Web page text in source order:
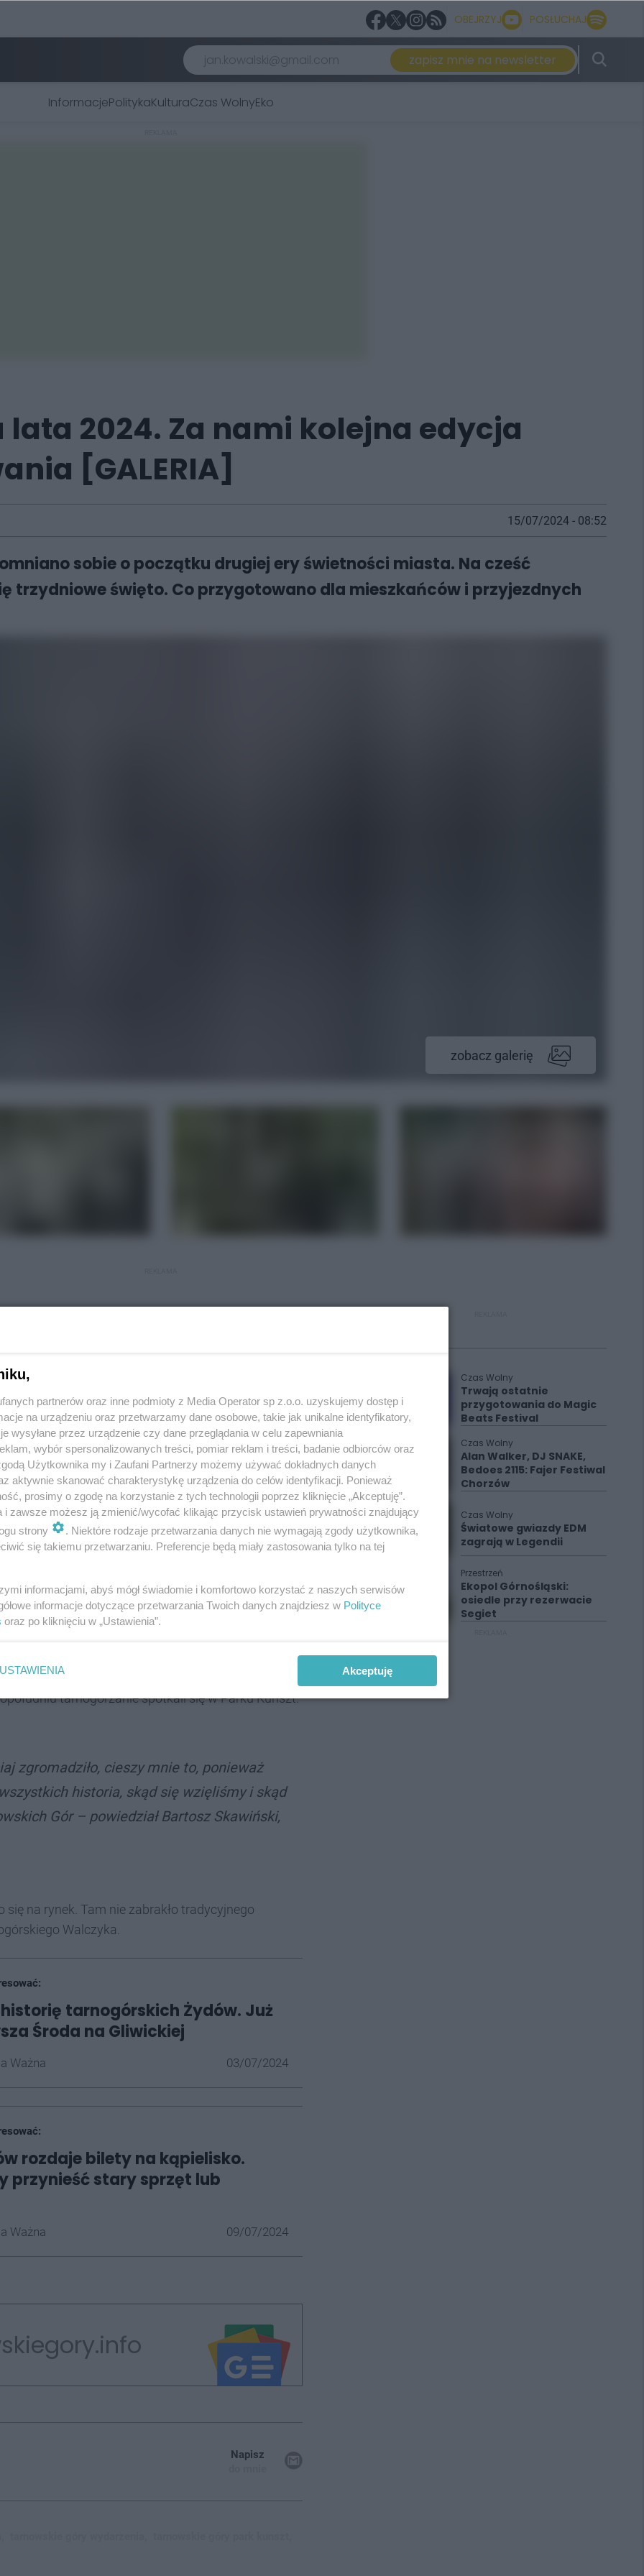
OBEJRZYJ POSŁUCHAJ
zapisz mnie na newsletter
InformacjePolitykaKulturaCzas WolnyEko
2024. Za nami kolejna edycja
[GALERIA]
15/07/2024 - 08:52
sobie o początku drugiej ery świetności miasta. Na cześć
trzydniowe święto. Co przygotowano dla mieszkańców i przyjezdnych
zobacz galerię
w sztolni, tarnogórzanie nie zapomnieli o tym
od którego rozpoczął się ponowny okres
1784 r. odkryto złoża rud srebrnonośnych.
Kopalnię Fryderyk, uruchomiono także
Przyjmuje się, że wydarzenia te
górniczą i stanowią prapoczątek
urzędnicy miejscy.
swoją XVIII-wieczną historię. Choć wydarzenia
niedziela. Na rozpoczęcie uroczystości
tarnogórzanie spotkali się w Parku Kunszt.
zgromadziło, cieszy mnie to, ponieważ
historia, skąd się wzięliśmy i skąd
Gór – powiedział Bartosz Skawiński,
na rynek. Tam nie zabrakło tradycyjnego
Walczyka.
tarnogórskich Żydów. Już
Środa na Gliwickiej
Ważna 03/07/2024
rozdaje bilety na kąpielisko.
przynieść stary sprzęt lub
Ważna 09/07/2024
Napisz
Czas Wolny
Trwają ostatnie
przygotowania do Magic
Beats Festival
Czas Wolny
Alan Walker, DJ SNAKE,
Bedoes 2115: Fajer Festiwal
Chorzów
Czas Wolny
Światowe gwiazdy EDM
zagrają w Legendii
Przestrzeń
Ekopol Górnośląski:
osiedle przy rezerwacie
Segiet
partnerów oraz inne podmioty z Media Operator sp z.o.o. uzyskujemy dostęp i
na urządzeniu oraz przetwarzamy dane osobowe, takie jak unikalne identyfikatory,
wysyłane przez urządzenie czy dane przeglądania w celu zapewniania
wybór spersonalizowanych treści, pomiar reklam i treści, badanie odbiorców oraz
Użytkownika my i Zaufani Partnerzy możemy używać dokładnych danych
aktywnie skanować charakterystykę urządzenia do celów identyfikacji. Ponieważ
prosimy o zgodę na korzystanie z tych technologii poprzez kliknięcie „Akceptuję”.
i zawsze możesz ją zmienić/wycofać klikając przycisk ustawień prywatności znajdujący
strony
. Niektóre rodzaje przetwarzania danych nie wymagają zgody użytkownika,
się takiemu przetwarzaniu. Preferencje będą miały zastosowania tylko na tej
informacjami, abyś mógł świadomie i komfortowo korzystać z naszych serwisów
informacje dotyczące przetwarzania Twoich danych znajdziesz w Polityce
oraz po kliknięciu w „Ustawienia”.
USTAWIENIA Akceptuję